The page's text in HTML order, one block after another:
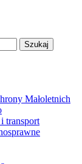
Szukaj
Małoletnich
transport